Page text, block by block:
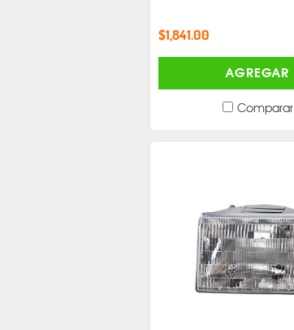
$1,841.00
AGREGAR
Comparar